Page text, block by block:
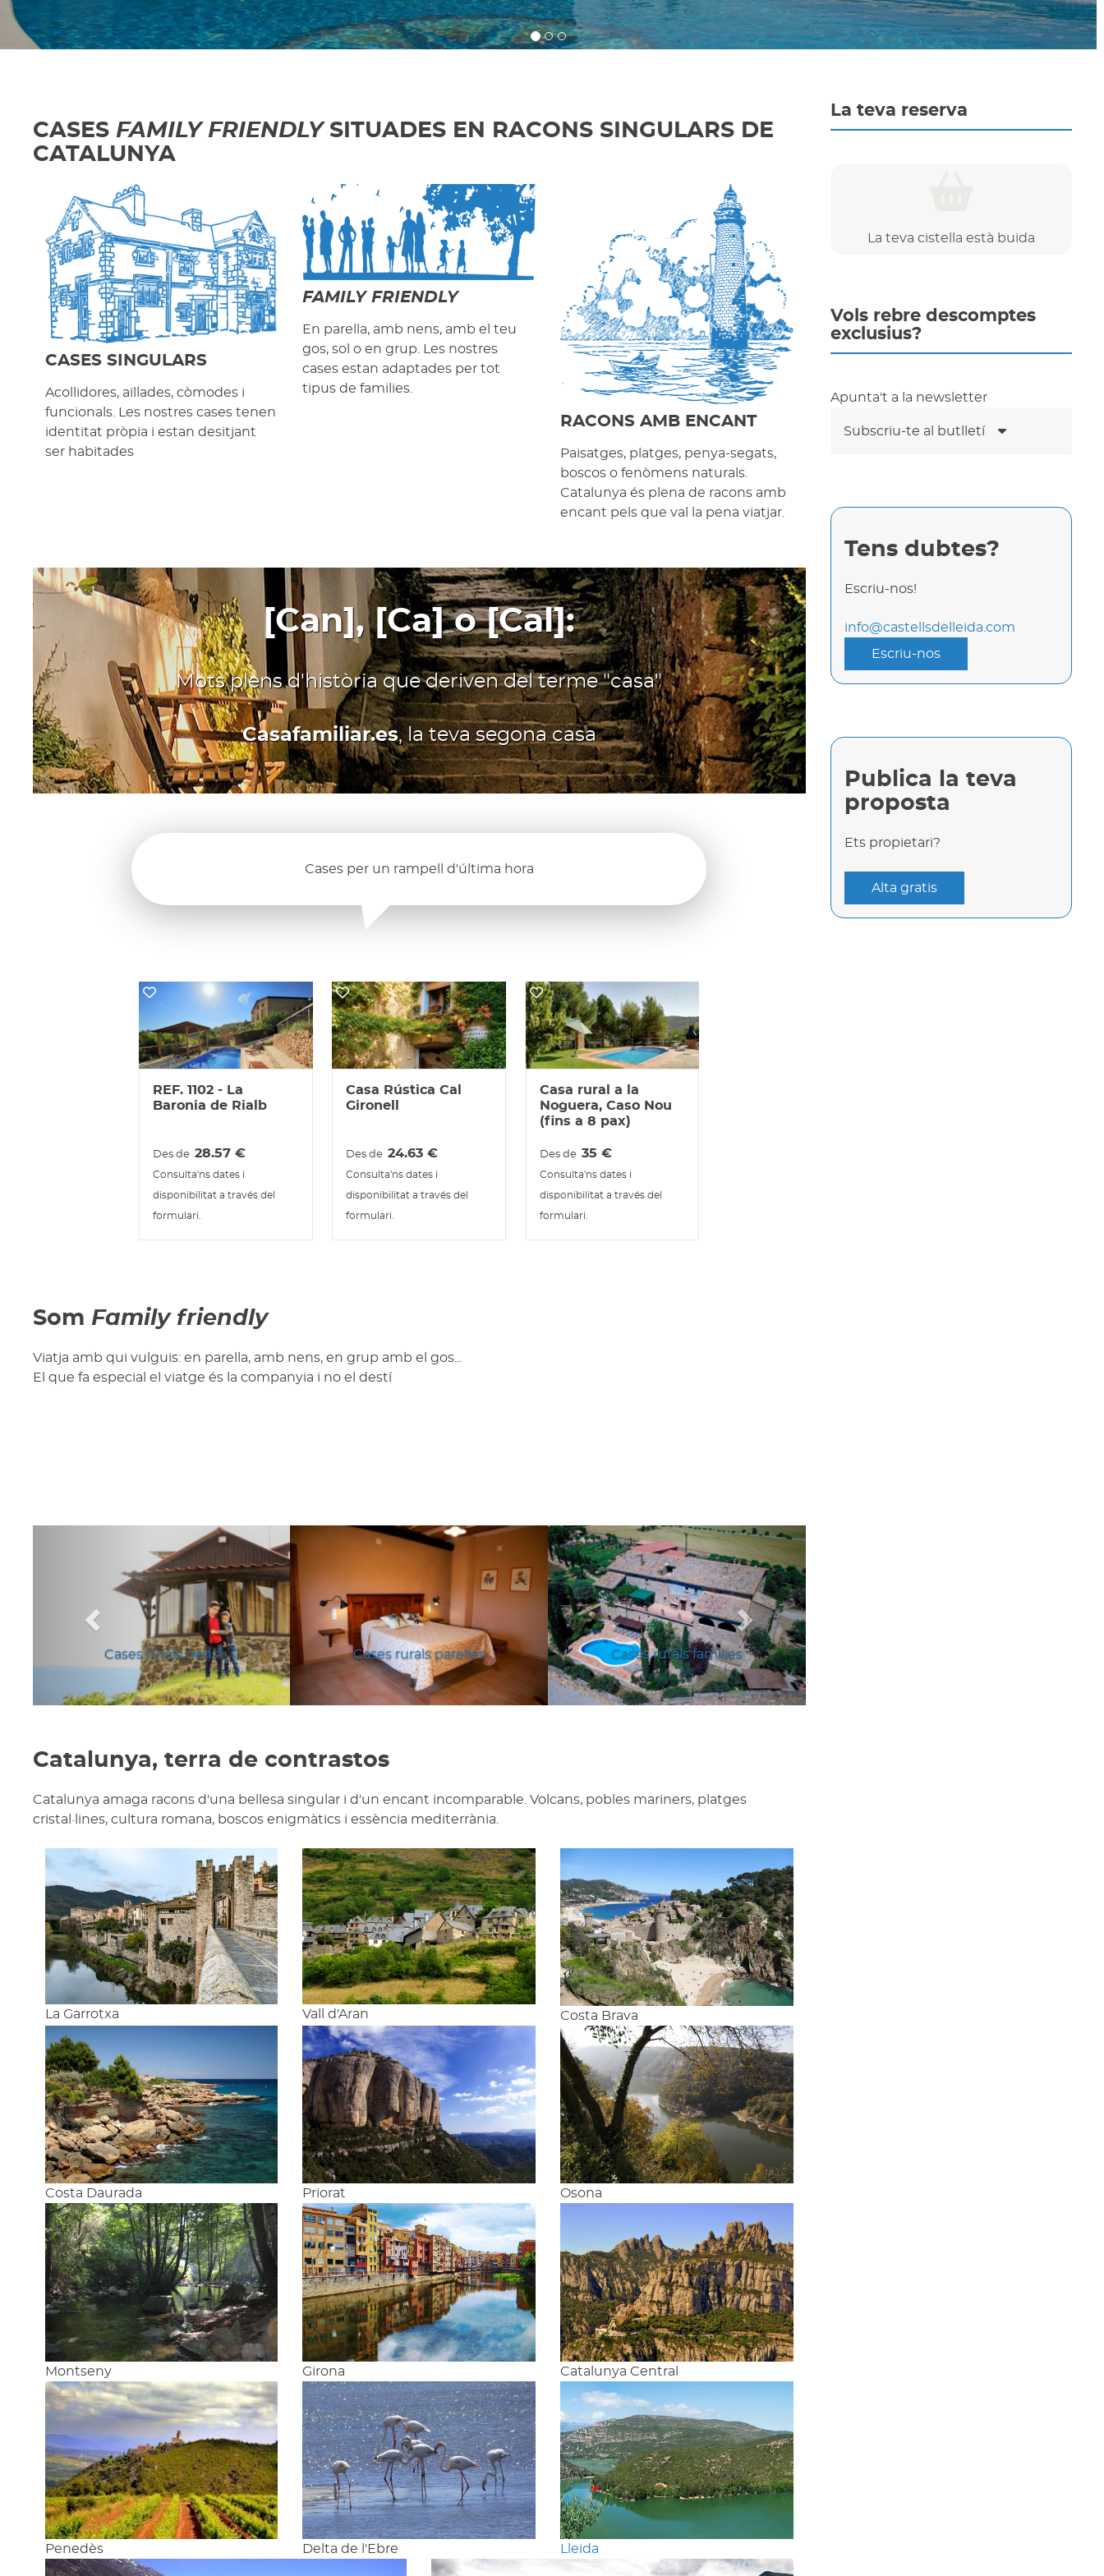
CASES FAMILY FRIENDLYSITUADES EN RACONS SINGULARS DE
CATALUNYA
CASES SINGULARS
Acollidores, aïllades, còmodes i
funcionals. Les nostres cases tenen
identitat pròpia i estan desitjant
ser habitades
FAMILY FRIENDLY
En parella, amb nens, amb el teu
gos, sol o en grup. Les nostres
cases estan adaptades per tot
tipus de families.
RACONS AMB ENCANT
Paisatges, platges, penya-segats,
boscos o fenòmens naturals.
Catalunya és plena de racons amb
encant pels que val la pena viatjar.
[Can], [Ca] o [Cal]:
Mots plens d'història que deriven del terme "casa"
Casafamiliar.es, la teva segona casa
Cases per un rampell d'última hora
REF. 1102 - La
Baronia de Rialb
Des de 28.57 €
Consulta'ns dates i
disponibilitat a través del
formulari.
Casa Rústica Cal
Gironell
Des de 24.63€
Consulta'ns dates i
disponibilitat a través del
formulari.
Casa rural a la
Noguera, Caso Nou
(fins a 8 pax)
Des de 35 €
Consulta'ns dates i
disponibilitat a través del
formulari.
Som Family friendly
Viatja amb qui vulguis: en parella, amb nens, en grup amb el gos...
El que fa especial el viatge és la companyia i no el destí
Cases rurals nens Cases rurals parelles Cases rurals families
Següent
Catalunya, terra de contrastos
Catalunya amaga racons d'una bellesa singular i d'un encant incomparable. Volcans, pobles mariners, platges
cristal·lines, cultura romana, boscos enigmàtics i essència mediterrània.
La Garrotxa Vall d'Aran Costa Brava
Costa Daurada Priorat Osona
Montseny Girona Catalunya Central
Penedès Delta de l'Ebre Lleida
La teva reserva
La teva cistella està buida
Vols rebre descomptes
exclusius?
Apunta't a la newsletter
Subscriu-te al butlletí
Tens dubtes?
Escriu-nos!
info@castellsdelleida.com
Escriu-nos
Publica la teva
proposta
Ets propietari?
Alta gratis